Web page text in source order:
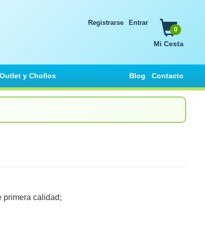
0
Mi Cesta
Registrarse Entrar
Outlet y Chollos Contacto
Blog
primera calidad;